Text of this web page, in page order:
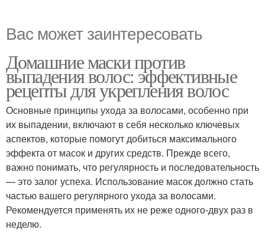
Вас может заинтересовать
Домашние маски против
выпадения волос: эффективные
рецепты для укрепления волос
Основные принципы ухода за волосами, особенно при
их выпадении, включают в себя несколько ключевых
аспектов, которые помогут добиться максимального
эффекта от масок и других средств. Прежде всего,
важно понимать, что регулярность и последовательность
— это залог успеха. Использование масок должно стать
частью вашего регулярного ухода за волосами.
Рекомендуется применять их не реже одного-двух раз в
неделю.